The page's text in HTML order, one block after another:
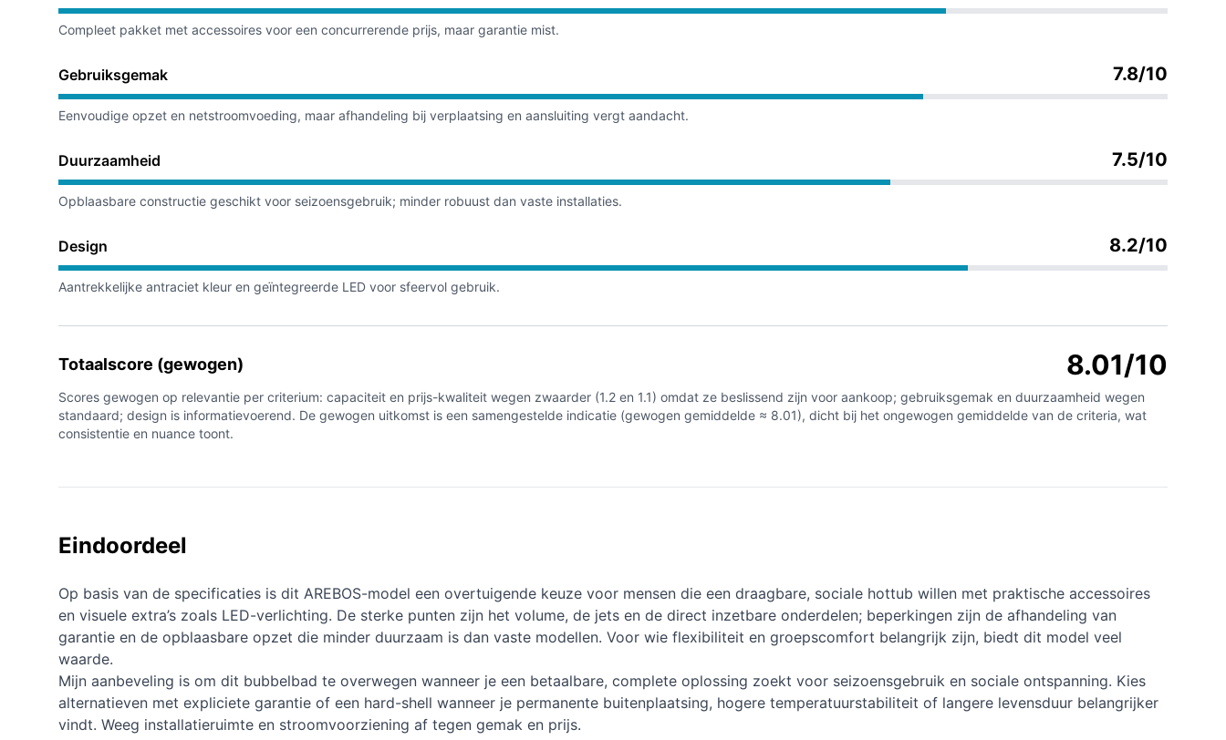
Compleet pakket met accessoires voor een concurrerende prijs, maar garantie mist.
Gebruiksgemak 7.8/10
Eenvoudige opzet en netstroomvoeding, maar afhandeling bij verplaatsing en aansluiting vergt aandacht.
Duurzaamheid 7.5/10
Opblaasbare constructie geschikt voor seizoensgebruik; minder robuust dan vaste installaties.
Design 8.2/10
Aantrekkelijke antraciet kleur en geïntegreerde LED voor sfeervol gebruik.
Totaalscore (gewogen) 8.01/10
Scores gewogen op relevantie per criterium: capaciteit en prijs-kwaliteit wegen zwaarder (1.2 en 1.1) omdat ze beslissend zijn voor aankoop; gebruiksgemak en duurzaamheid wegen
standaard; design is informatievoerend. De gewogen uitkomst is een samengestelde indicatie (gewogen gemiddelde ≈ 8.01), dicht bij het ongewogen gemiddelde van de criteria, wat
consistentie en nuance toont.
Eindoordeel
Op basis van de specificaties is dit AREBOS-model een overtuigende keuze voor mensen die een draagbare, sociale hottub willen met praktische accessoires
en visuele extra’s zoals LED-verlichting. De sterke punten zijn het volume, de jets en de direct inzetbare onderdelen; beperkingen zijn de afhandeling van
garantie en de opblaasbare opzet die minder duurzaam is dan vaste modellen. Voor wie flexibiliteit en groepscomfort belangrijk zijn, biedt dit model veel
waarde.
Mijn aanbeveling is om dit bubbelbad te overwegen wanneer je een betaalbare, complete oplossing zoekt voor seizoensgebruik en sociale ontspanning. Kies
alternatieven met expliciete garantie of een hard-shell wanneer je permanente buitenplaatsing, hogere temperatuurstabiliteit of langere levensduur belangrijker
vindt. Weeg installatieruimte en stroomvoorziening af tegen gemak en prijs.